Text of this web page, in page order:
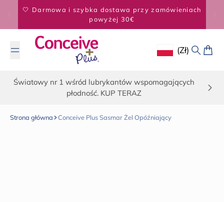
Przejdź do treści
KUP 2, OSZCZĘDŹ 5% - KUP 3, OSZCZĘDŹ 20%
Geolocation
(zł)
Szukaj
Światowy nr 1 wśród lubrykantów wspomagających
płodność. KUP TERAZ
Strona główna Conceive Plus Sasmar Żel Opóźniający